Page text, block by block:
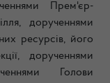
Прем'єр-
дорученнями
ресурсів, його
дорученнями
Голови